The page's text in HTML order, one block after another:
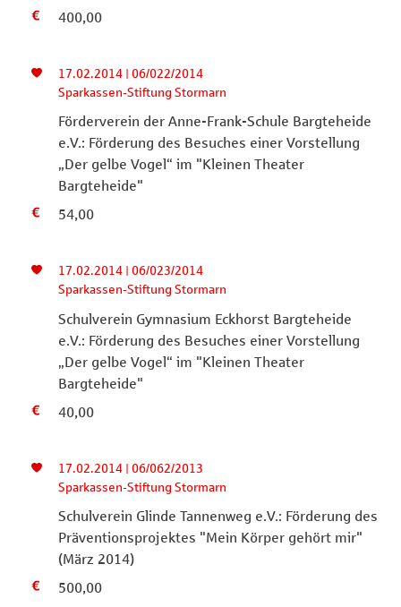
400,00
17.02.2014 | 06/022/2014
Sparkassen-Stiftung Stormarn
Förderverein der Anne-Frank-Schule Bargteheide
e.V.: Förderung des Besuches einer Vorstellung
„Der gelbe Vogel“ im "Kleinen Theater
Bargteheide"
54,00
17.02.2014 | 06/023/2014
Sparkassen-Stiftung Stormarn
Schulverein Gymnasium Eckhorst Bargteheide
e.V.: Förderung des Besuches einer Vorstellung
„Der gelbe Vogel“ im "Kleinen Theater
Bargteheide"
40,00
17.02.2014 | 06/062/2013
Sparkassen-Stiftung Stormarn
Schulverein Glinde Tannenweg e.V.: Förderung des
Präventionsprojektes "Mein Körper gehört mir"
(März 2014)
500,00